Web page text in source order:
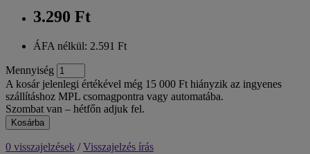
3.290 Ft
ÁFA nélkül: 2.591 Ft
Mennyiség
A kosár jelenlegi értékével még 15 000 Ft hiányzik az ingyenes
szállításhoz MPL csomagpontra vagy automatába.
Szombat van – hétfőn adjuk fel.
Kosárba
0 visszajelzések /Visszajelzés írás